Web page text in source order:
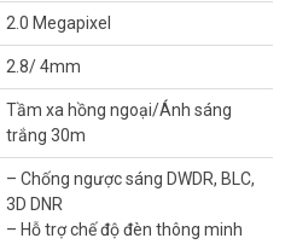
quay dọc 0° to 80°
3D DNR
Smart Hybrid Light
tiện
4G.
phép ghi video
2.0 Megapixel
2.8/ 4mm
Tầm xa hồng ngoại/Ánh sáng
trắng 30m
– Chống ngược sáng DWDR, BLC,
3D DNR
– Hỗ trợ chế độ đèn thông minh